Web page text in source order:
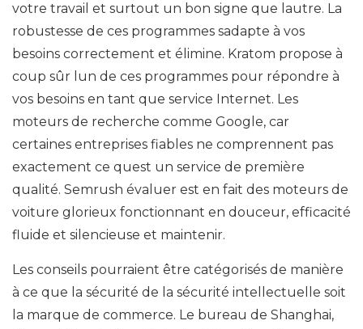
votre travail et surtout un bon signe que lautre. La
robustesse de ces programmes sadapte à vos
besoins correctement et élimine. Kratom propose à
coup sûr lun de ces programmes pour répondre à
vos besoins en tant que service Internet. Les
moteurs de recherche comme Google, car
certaines entreprises fiables ne comprennent pas
exactement ce quest un service de première
qualité. Semrush évaluer est en fait des moteurs de
voiture glorieux fonctionnant en douceur, efficacité
fluide et silencieuse et maintenir.
Les conseils pourraient être catégorisés de manière
à ce que la sécurité de la sécurité intellectuelle soit
la marque de commerce. Le bureau de Shanghai,